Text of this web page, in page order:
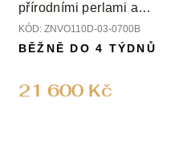
přírodními perlami a
peridoty
KÓD: ZNVO110D-03-0700B
21 600 Kč
BĚŽNĚ DO 4 TÝDNŮ